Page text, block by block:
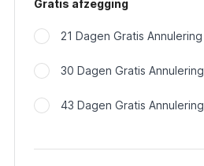
Gratis afzegging
21 Dagen Gratis Annulering
30 Dagen Gratis Annulering
43 Dagen Gratis Annulering